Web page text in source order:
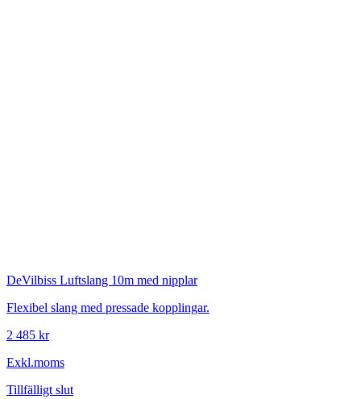
DeVilbiss Luftslang 10m med nipplar
Flexibel slang med pressade kopplingar.
2 485 kr
Exkl.moms
Tillfälligt slut